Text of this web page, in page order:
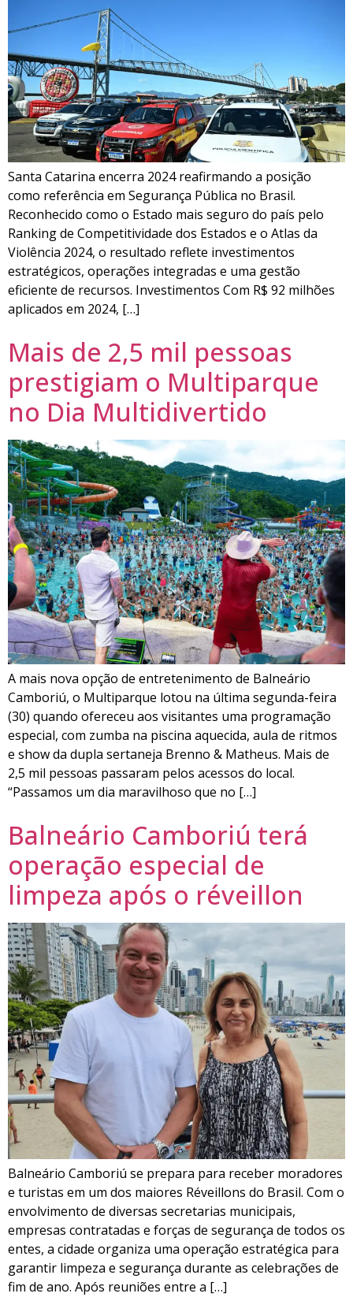
Santa Catarina encerra 2024 reafirmando a posição
como referência em Segurança Pública no Brasil.
Reconhecido como o Estado mais seguro do país pelo
Ranking de Competitividade dos Estados e o Atlas da
Violência 2024, o resultado reflete investimentos
estratégicos, operações integradas e uma gestão
eficiente de recursos. Investimentos Com R$ 92 milhões
aplicados em 2024, […]
Mais de 2,5 mil pessoas
prestigiam o Multiparque
no Dia Multidivertido
A mais nova opção de entretenimento de Balneário
Camboriú, o Multiparque lotou na última segunda-feira
(30) quando ofereceu aos visitantes uma programação
especial, com zumba na piscina aquecida, aula de ritmos
e show da dupla sertaneja Brenno & Matheus. Mais de
2,5 mil pessoas passaram pelos acessos do local.
“Passamos um dia maravilhoso que no […]
Balneário Camboriú terá
operação especial de
limpeza após o réveillon
Balneário Camboriú se prepara para receber moradores
e turistas em um dos maiores Réveillons do Brasil. Com o
envolvimento de diversas secretarias municipais,
empresas contratadas e forças de segurança de todos os
entes, a cidade organiza uma operação estratégica para
garantir limpeza e segurança durante as celebrações de
fim de ano. Após reuniões entre a […]